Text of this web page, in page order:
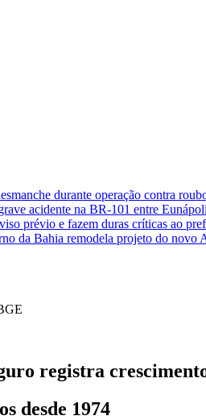
durante operação contra
acidente na BR-101 entre
prévio e fazem duras críticas ao
da Bahia remodela projeto do novo
registra
desde 1974